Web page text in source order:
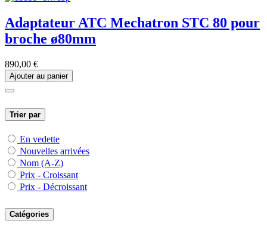
Adaptateur ATC Mechatron STC 80 pour
broche ø80mm
890,00 €
Ajouter au panier
Trier par
En vedette
Nouvelles arrivées
Nom (A-Z)
Prix - Croissant
Prix - Décroissant
Catégories